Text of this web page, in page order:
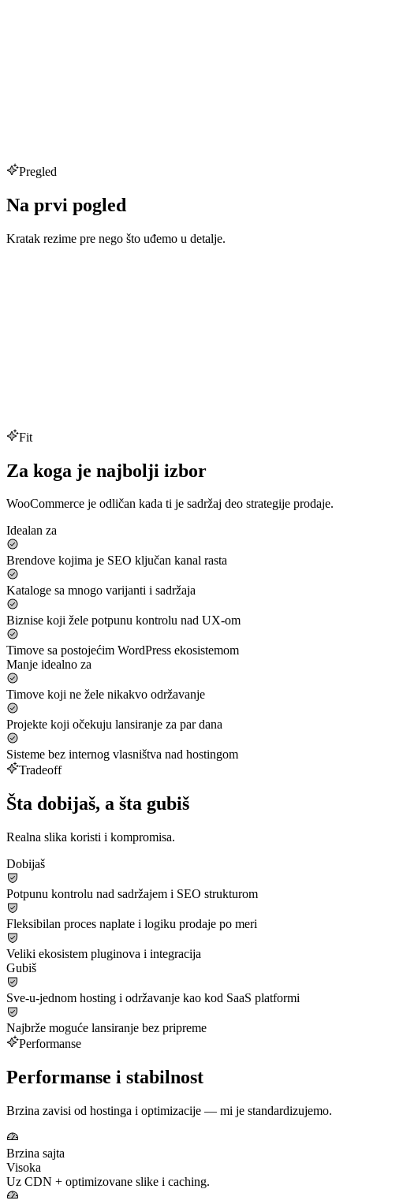
Pregled
Na prvi pogled
Kratak rezime pre nego što uđemo u detalje.
Fit
Za koga je najbolji izbor
WooCommerce je odličan kada ti je sadržaj deo strategije prodaje.
Idealan za
Brendove kojima je SEO ključan kanal rasta
Kataloge sa mnogo varijanti i sadržaja
Biznise koji žele potpunu kontrolu nad UX‑om
Timove sa postojećim WordPress ekosistemom
Manje idealno za
Timove koji ne žele nikakvo održavanje
Projekte koji očekuju lansiranje za par dana
Sisteme bez internog vlasništva nad hostingom
Tradeoff
Šta dobijaš, a šta gubiš
Realna slika koristi i kompromisa.
Dobijaš
Potpunu kontrolu nad sadržajem i SEO strukturom
Fleksibilan proces naplate i logiku prodaje po meri
Veliki ekosistem pluginova i integracija
Gubiš
Sve‑u‑jednom hosting i održavanje kao kod SaaS platformi
Najbrže moguće lansiranje bez pripreme
Performanse
Performanse i stabilnost
Brzina zavisi od hostinga i optimizacije — mi je standardizujemo.
Brzina sajta
Visoka
Uz CDN + optimizovane slike i caching.